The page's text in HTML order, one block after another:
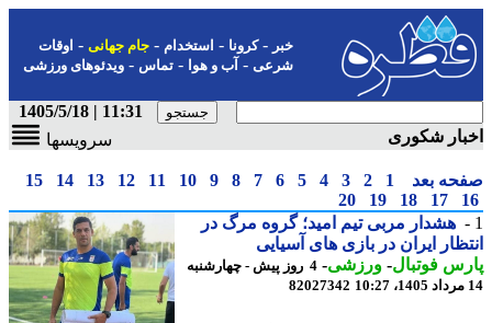
-کرونا-استخدام- جام جهانی-اوقات
شرعی-آب و هوا-تماس-ویدئوهای ورزشی
11:31 | 1405/5/18
شکوری
سرویسها
بعد 1
2
3
4
5
6
7
8
9
10
11
12
13
14
15
17
18
19
20
هشدار مربی تیم امید؛ گروه مرگ در
ایران در بازی های آسیایی
فوتبال-ورزشی-
4 روز پیش - چهارشنبه
82027342